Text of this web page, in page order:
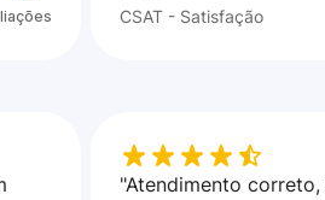
CSAT - Satisfação
"Atendimento